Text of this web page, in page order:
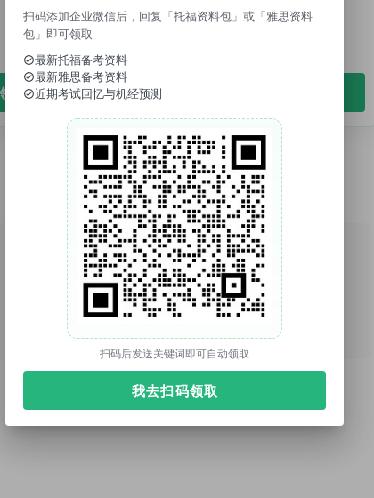
领取免费资料
扫码添加企业微信后，回复「托福资料包」或「雅思资料
包」即可领取
最新托福备考资料
最新雅思备考资料
近期考试回忆与机经预测
扫码后发送关键词即可自动领取
我去扫码领取